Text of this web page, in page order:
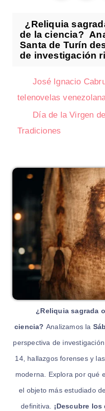
¿Reliquia
de la ciencia?
Santa de Turín
de investigación
José Ignacio
telenovelas
Día de la Virgen
Tradiciones
¿Reliquia sagrada
ciencia? Analizamos la
perspectiva de
14, hallazgos forenses y
moderna. Explora por qué
el objeto más estudiado
definitiva. ¡Descubre